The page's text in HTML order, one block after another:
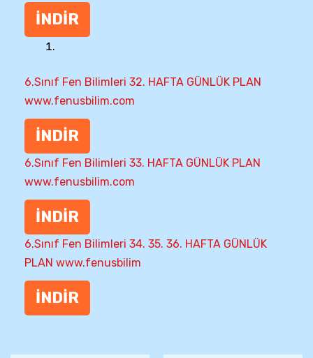
İNDİR
6.Sınıf Fen Bilimleri 32. HAFTA GÜNLÜK PLAN
www.fenusbilim.com
İNDİR
6.Sınıf Fen Bilimleri 33. HAFTA GÜNLÜK PLAN
www.fenusbilim.com
İNDİR
6.Sınıf Fen Bilimleri 34. 35. 36. HAFTA GÜNLÜK
PLAN www.fenusbilim
İNDİR